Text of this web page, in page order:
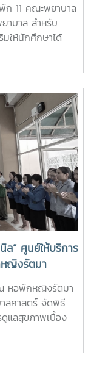
11 คณะพยาบาล
าบาล สำหรับ
ให้นักศึกษาได้
ความเป็น “ลูก
ย์ ดร.เทพ พงษ์พา
นายพงษ์พิพัฒน์
เก่าสัมพันธ์ ใน
วกับประวัติความ
แม่โจ้ เพื่อสร้าง
รองศาสตราจารย์
รากเหง้าความ
ในการศึกษา ยึด
ยบุคคล ประพฤติ
ณ์ของนักศึกษา
ง่า จิตอาสา
ที่มีคุณภาพ เป็น
ยนพกิจ แผ่พร
ยภาพรวมการ
บบการดูแลและ
เพราะนา หัวหน้า
ริมคุณลักษณะอัน
ล” ศูนย์ให้บริการ
ญิงรัตมา
หอพักหญิงรัตมา
ลศาสตร์ จัดพิธี
แลสุขภาพเบื้อง
เป็นประธานใน